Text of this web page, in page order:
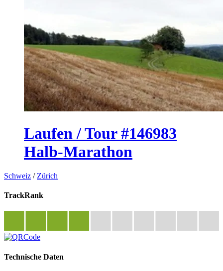
Laufen / Tour #146983
Halb-Marathon
Schweiz / Zürich
TrackRank
Technische Daten